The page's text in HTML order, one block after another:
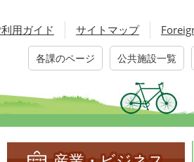
用ガイド サイトマップ
各課のページ 公共施設一覧